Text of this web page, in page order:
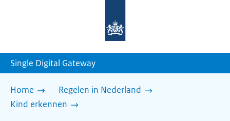
homepage
Single Digital Gateway
Home
Regelen in Nederland
Kind erkennen